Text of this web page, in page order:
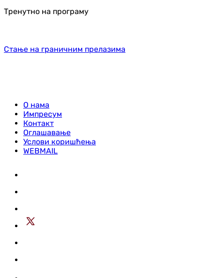
Тренутно на програму
Стање на граничним прелазима
О нама
Импресум
Контакт
Оглашавање
Услови коришћења
WEBMAIL